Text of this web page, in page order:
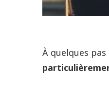
À quelques